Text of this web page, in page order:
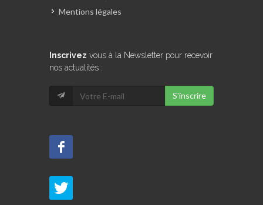
Mentions légales
Inscrivez vous à la Newsletter pour recevoir
nos actualités :
S'inscrire